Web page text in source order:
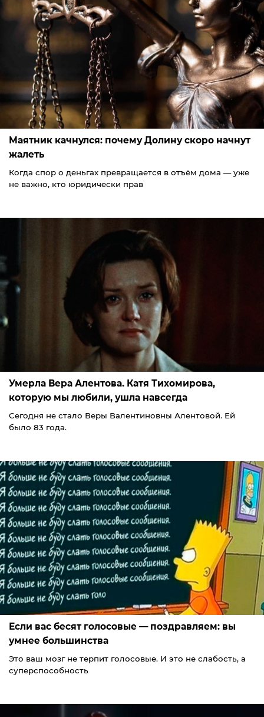
Маятник качнулся: почему Долину скоро начнут
жалеть
Когда спор о деньгах превращается в отъём дома — уже
не важно, кто юридически прав
Умерла Вера Алентова. Катя Тихомирова,
которую мы любили, ушла навсегда
Сегодня не стало Веры Валентиновны Алентовой. Ей
было 83 года.
Если вас бесят голосовые — поздравляем: вы
умнее большинства
Это ваш мозг не терпит голосовые. И это не слабость, а
суперспособность